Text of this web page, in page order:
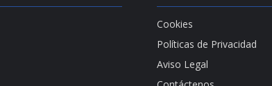
Cookies
Políticas de Privacidad
Aviso Legal